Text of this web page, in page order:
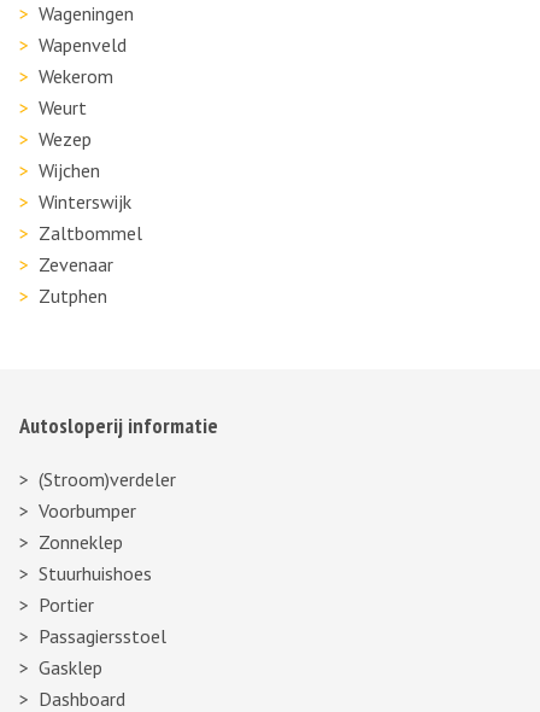
Wageningen
Wapenveld
Wekerom
Weurt
Wezep
Wijchen
Winterswijk
Zaltbommel
Zevenaar
Zutphen
Autosloperij informatie
(Stroom)verdeler
Voorbumper
Zonneklep
Stuurhuishoes
Portier
Passagiersstoel
Gasklep
Dashboard